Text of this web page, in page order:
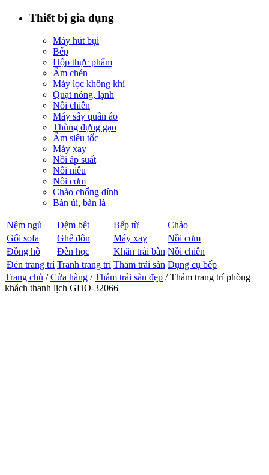
Thiết bị gia dụng
Máy hút bụi
Bếp
Hộp thực phẩm
Ấm chén
Máy lọc không khí
Quạt nóng, lạnh
Nồi chiên
Máy sấy quần áo
Thùng đựng gạo
Ấm siêu tốc
Máy xay
Nồi áp suất
Nồi niêu
Nồi cơm
Chảo chống dính
Bàn ủi, bàn là
Nệm ngủ Đệm bệt Bếp từ
Chảo
Gối sofa
Ghế đôn Máy xay
Nồi cơm
Đồng hồ
Đèn học Khăn trải bàn Nồi chiên
Đèn trang trí Tranh trang trí Thảm trải sàn Dụng cụ bếp
Trang chủ /Cửa hàng /Thảm trải sàn đẹp / Thảm trang trí phòng
khách thanh lịch GHO-32066